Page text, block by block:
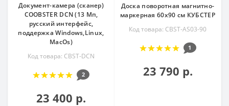
Документ-камера (сканер)
COOBSTER DCN (13 Мп,
русский интерфейс,
поддержка Windows,Linux,
MacOs)
Код товара: CBST-DCN
2
23 400 р.
Доска поворотная магнитно-
маркерная 60х90 см КУБСТЕР
Код товара: CBST-AS03-90
1
23 790 р.